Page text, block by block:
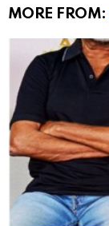
MORE FROM: